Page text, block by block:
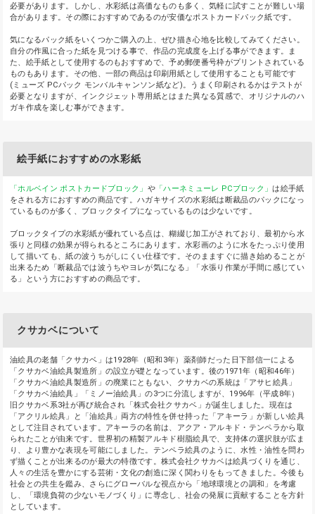
必要があります。しかし、水彩紙は高価なものも多く、気軽に試すことが難しい場
合があります。その際におすすめであるのが安価なポストカードパック紙です。
気になるパック紙をいくつかご購入の上、ぜひ描き心地を比較してみてください。
自分の作風に合った紙を見つける事で、作品の完成度を上げる事ができます。ま
た、絵手紙として使用するのもおすすめで、予め郵便番号枠がプリントされている
ものもあります。その他、一部の商品は印刷用紙として使用することも可能です
(ミューズ PCパック モンバルキャンソン紙など)。うまく印刷されるかはテストが
必要となりますが、インクジェット専用紙とはまた異なる質感で、オリジナルのハ
ガキ作成を楽しむ事ができます。
絵手紙におすすめの水彩紙
「ホルベイン ポストカードブロック」 や 「ハーネミューレ PCブロック」は絵手紙
をされる方におすすめの商品です。ハガキサイズの水彩紙は断裁品のパックになっ
ているものが多く、ブロックタイプになっているものは少ないです。
ブロックタイプの水彩紙が優れている点は、糊綴じ加工がされており、最初から水
張りと同様の効果が得られるところにあります。水彩画のように水をたっぷり使用
して描いても、紙の波うちがしにくい仕様です。そのまますぐに描き始めることが
出来るため「断裁品では波うちやヨレが気になる」「水張り作業が手間に感じてい
る」という方におすすめの商品です。
クサカベについて
油絵具の老舗「クサカベ」は1928年（昭和3年）薬剤師だった日下部信一による
「クサカベ油絵具製造所」の設立が礎となっています。後の1971年（昭和46年）
「クサカベ油絵具製造所」の廃業にともない、クサカベの系統は「アサヒ絵具」
「クサカベ油絵具」「ミノー油絵具」の3つに分流しますが、1996年（平成8年）
旧クサカベ系3社が再び統合され「株式会社クサカベ」が誕生しました。現在は
「アクリル絵具」と「油絵具」両方の特性を併せ持った「アキーラ」が新しい絵具
として注目されています。アキーラの名前は、アクア・アルキド・テンペラから取
られたことが由来です。世界初の精製アルキド樹脂絵具で、支持体の選択肢が広ま
り、より豊かな表現を可能にしました。テンペラ絵具のように、水性・油性を問わ
ず描くことが出来るのが最大の特徴です。株式会社クサカベは絵具づくりを通じ、
人々の生活を豊かにする芸術・文化の創造に深く関わりをもってきました。今後も
社会との共生を鑑み、さらにグローバルな視点から「地球環境との調和」を考慮
し、「環境負荷の少ないモノづくり」に専念し、社会の発展に貢献することを方針
としています。